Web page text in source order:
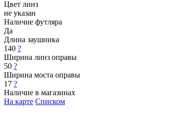
Цвет линз
не указан
Наличие футляра
Да
Длина заушника
140 ?
Ширина линз оправы
50 ?
Ширина моста оправы
17 ?
Наличие в магазинах
На карте Списком